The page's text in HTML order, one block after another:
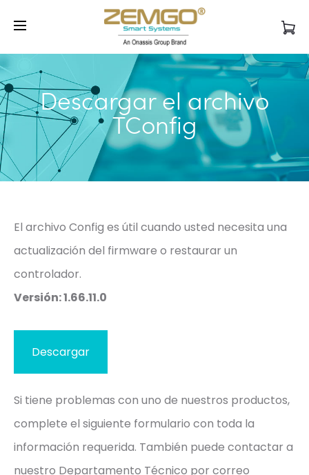
Ventas: 1-772-800-6912
888-504-3318
WhatsApp: +1 786-968-2138
Descargar el archivo
TConfig
El archivo Config es útil cuando usted necesita una
actualización del firmware o restaurar un
controlador.
Versión: 1.66.11.0
Descargar
Si tiene problemas con uno de nuestros productos,
complete el siguiente formulario con toda la
información requerida. También puede contactar a
nuestro Departamento Técnico por correo